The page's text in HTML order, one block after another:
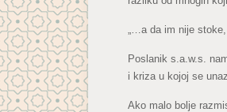
„…a da im nije
Poslanik s.a.w.s.
i kriza u kojoj se
Ako malo bolje